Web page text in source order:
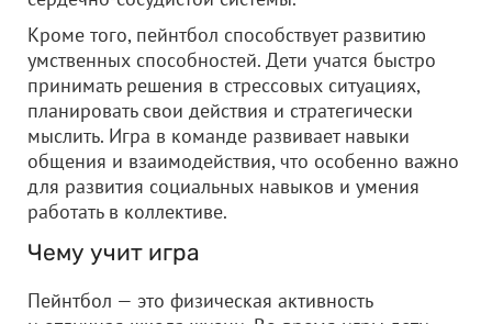
Кроме того, пейнтбол способствует развитию
умственных способностей. Дети учатся быстро
принимать решения в стрессовых ситуациях,
планировать свои действия и стратегически
мыслить. Игра в команде развивает навыки
общения и взаимодействия, что особенно важно
для развития социальных навыков и умения
работать в коллективе.
Чему учит игра
Пейнтбол — это физическая активность